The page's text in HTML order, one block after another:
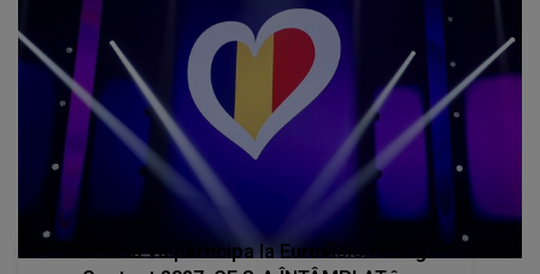
România va participa la Eurovision Song